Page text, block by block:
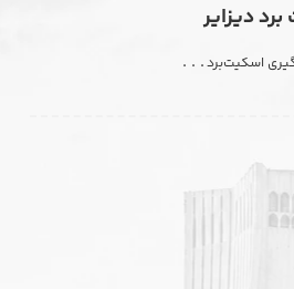
دیزایر
اسکیت‌برد. . .